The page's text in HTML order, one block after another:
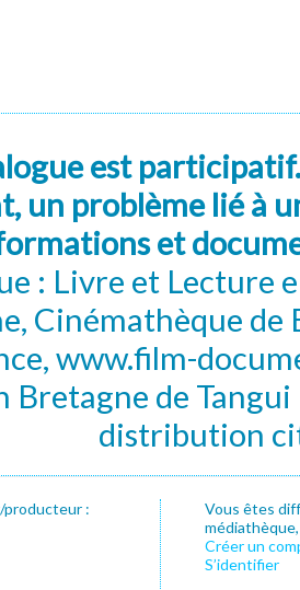
est
un problème lié à
et
: Livre et Lecture
Cinémathèque de
www.film-
Bretagne de
distribution
producteur :
Vous êtes
Créer un
S’identifier